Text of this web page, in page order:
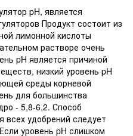
pH, является
Продукт состоит из
лимонной кислоты
растворе очень
pH является причиной
низкий уровень pH
среды корневой
для большинства
- 5,8-6,2. Способ
всех удобрений следует
уровень pH слишком